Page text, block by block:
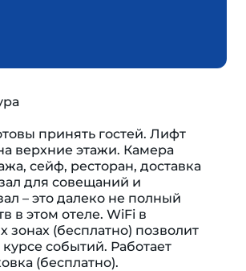
принять гостей. Лифт
верхние этажи. Камера
сейф, ресторан, доставка
для совещаний и
– это далеко не полный
в этом отеле. WiFi в
зонах (бесплатно) позволит
событий. Работает
(бесплатно).